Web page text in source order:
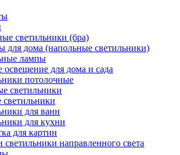
светильники (бра)
для дома (напольные светильники)
лампы
освещение для дома и сада
потолочные
светильники
светильники
для ванн
для кухни
для картин
направленного света